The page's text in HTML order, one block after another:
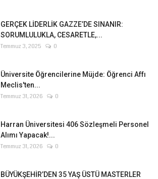
GERÇEK LİDERLİK GAZZE’DE SINANIR:
SORUMLULUKLA, CESARETLE,...
Temmuz 3, 2025 0
Üniversite Öğrencilerine Müjde: Öğrenci Affı
Meclis'ten...
Temmuz 31, 2026 0
Harran Üniversitesi 406 Sözleşmeli Personel
Alımı Yapacak!...
Temmuz 31, 2026 0
BÜYÜKŞEHİR’DEN 35 YAŞ ÜSTÜ MASTERLER